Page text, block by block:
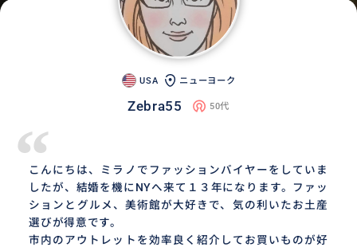
USA ニューヨーク
Zebra55 50代
“
こんにちは、ミラノでファッションバイヤーをしていま
したが、結婚を機にNYへ来て１３年になります。ファッ
ションとグルメ、美術館が大好きで、気の利いたお土産
選びが得意です。
市内のアウトレットを効率良く紹介してお買いものが好